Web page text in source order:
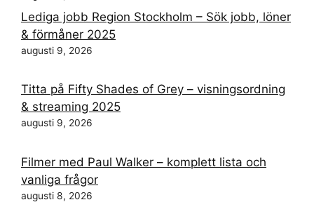
Lediga jobb Region Stockholm – Sök jobb, löner
& förmåner 2025
augusti 9, 2026
Titta på Fifty Shades of Grey – visningsordning
& streaming 2025
augusti 9, 2026
Filmer med Paul Walker – komplett lista och
vanliga frågor
augusti 8, 2026